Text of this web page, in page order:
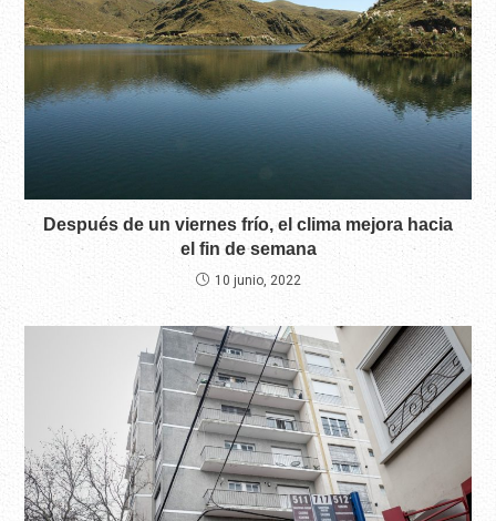
Después de un viernes frío, el clima mejora hacia
el fin de semana
10 junio, 2022